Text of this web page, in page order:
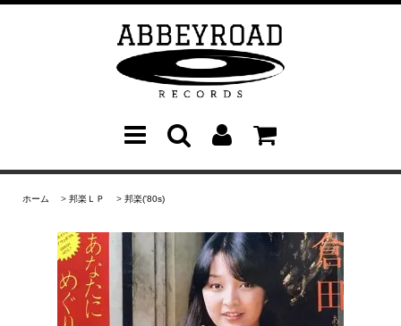
ホーム > 邦楽ＬＰ > 邦楽('80s)